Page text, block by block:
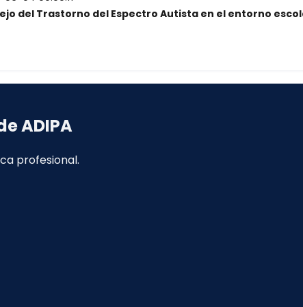
del Trastorno del Espectro Autista en el entorno